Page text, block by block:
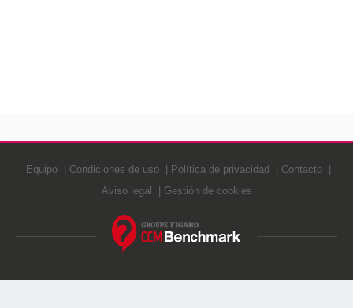
Equipo Condiciones de uso Política de privacidad
Contacto
Aviso legal
Gestión de cookies